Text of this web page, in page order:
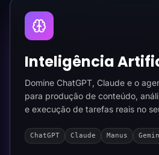
Inteligência
Domine ChatGPT, Claude e o
para produção de conteúdo,
e execução de tarefas reais no
ChatGPT Claude Manus